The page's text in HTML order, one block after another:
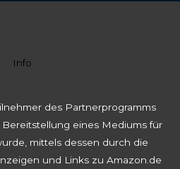
Info
des Partnerprogramms
Bereitstellung eines Mediums für
mittels dessen durch die
und Links zu Amazon.de